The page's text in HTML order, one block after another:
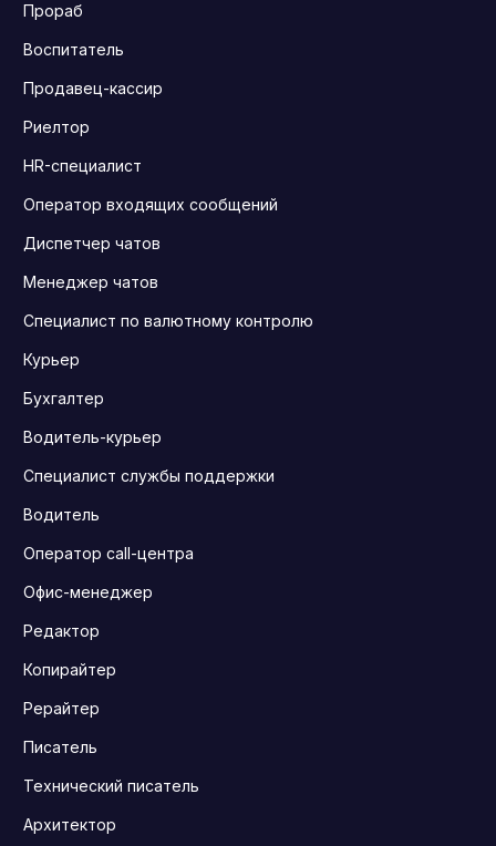
Прораб
Воспитатель
Продавец-кассир
Риелтор
HR-специалист
Оператор входящих сообщений
Диспетчер чатов
Менеджер чатов
Специалист по валютному контролю
Курьер
Бухгалтер
Водитель-курьер
Специалист службы поддержки
Водитель
Оператор call-центра
Офис-менеджер
Редактор
Копирайтер
Рерайтер
Писатель
Технический писатель
Архитектор